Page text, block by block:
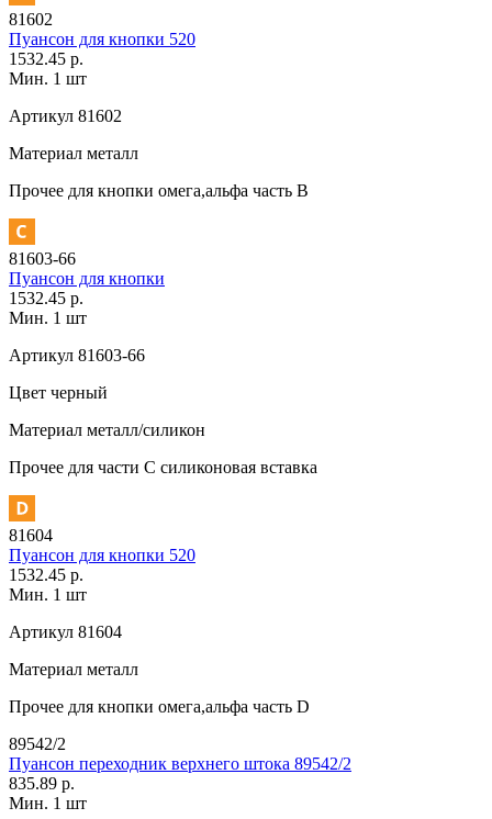
81602
Пуансон для кнопки 520
1532.45 р.
Мин. 1 шт
Артикул 81602
Материал металл
Прочее для кнопки омега,альфа часть В
81603-66
Пуансон для кнопки
1532.45 р.
Мин. 1 шт
Артикул 81603-66
Цвет черный
Материал металл/силикон
Прочее для части C силиконовая вставка
81604
Пуансон для кнопки 520
1532.45 р.
Мин. 1 шт
Артикул 81604
Материал металл
Прочее для кнопки омега,альфа часть D
89542/2
Пуансон переходник верхнего штока 89542/2
835.89 р.
Мин. 1 шт